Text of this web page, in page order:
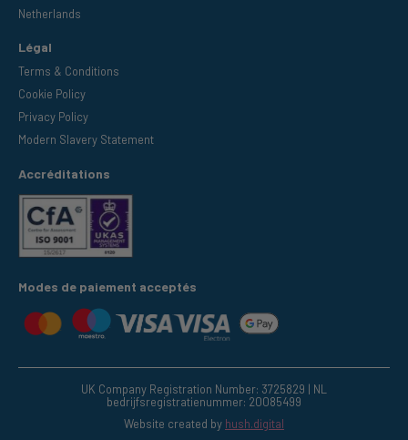
Netherlands
Légal
Terms & Conditions
Cookie Policy
Privacy Policy
Modern Slavery Statement
Accréditations
Modes de paiement acceptés
UK Company Registration Number: 3725829 | NL
bedrijfsregistratienummer: 20085499
Website created by hush.digital